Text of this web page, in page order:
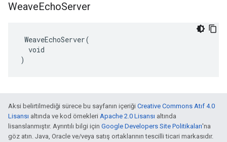
WeaveEchoServer
WeaveEchoServer(
  void
)
Aksi belirtilmediği sürece bu sayfanın içeriği Creative Commons Atıf 4.0
Lisansı altında ve kod örnekleri Apache 2.0 Lisansı altında
lisanslanmıştır. Ayrıntılı bilgi için Google Developers Site Politikaları'na
göz atın. Java, Oracle ve/veya satış ortaklarının tescilli ticari markasıdır.